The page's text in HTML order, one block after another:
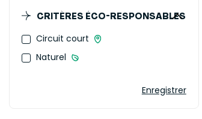
CRITÈRES ÉCO-RESPONSABLES
Circuit court
Naturel
Enregistrer